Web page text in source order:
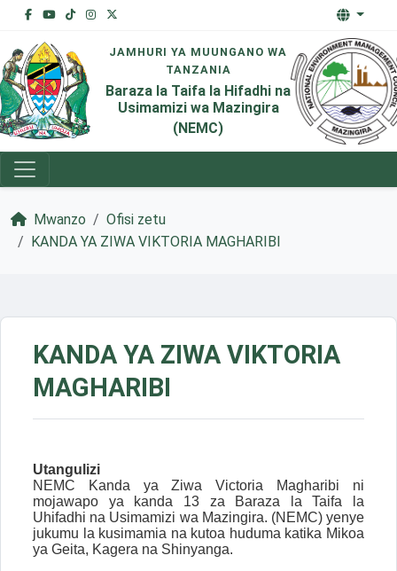
JAMHURI YA MUUNGANO WA
TANZANIA
Baraza la Taifa la Hifadhi na
Usimamizi wa Mazingira
(NEMC)
Mwanzo
Ofisi zetu
KANDA YA ZIWA VIKTORIA MAGHARIBI
KANDA YA ZIWA VIKTORIA
MAGHARIBI
Utangulizi
NEMC Kanda ya Ziwa Victoria Magharibi ni
mojawapo ya kanda 13 za Baraza la Taifa la
Uhifadhi na Usimamizi wa Mazingira. (NEMC) yenye
jukumu la kusimamia na kutoa huduma katika Mikoa
ya Geita, Kagera na Shinyanga.